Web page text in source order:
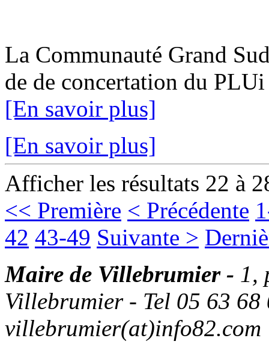
La Communauté Grand
de de concertation du
[En savoir plus]
[En savoir plus]
Afficher les résultats 22 à
<< Première < Précédente
42 43-49 Suivante >
Maire de Villebrumier - 1,
Villebrumier - Tel 05 63
villebrumier(at)info82.com